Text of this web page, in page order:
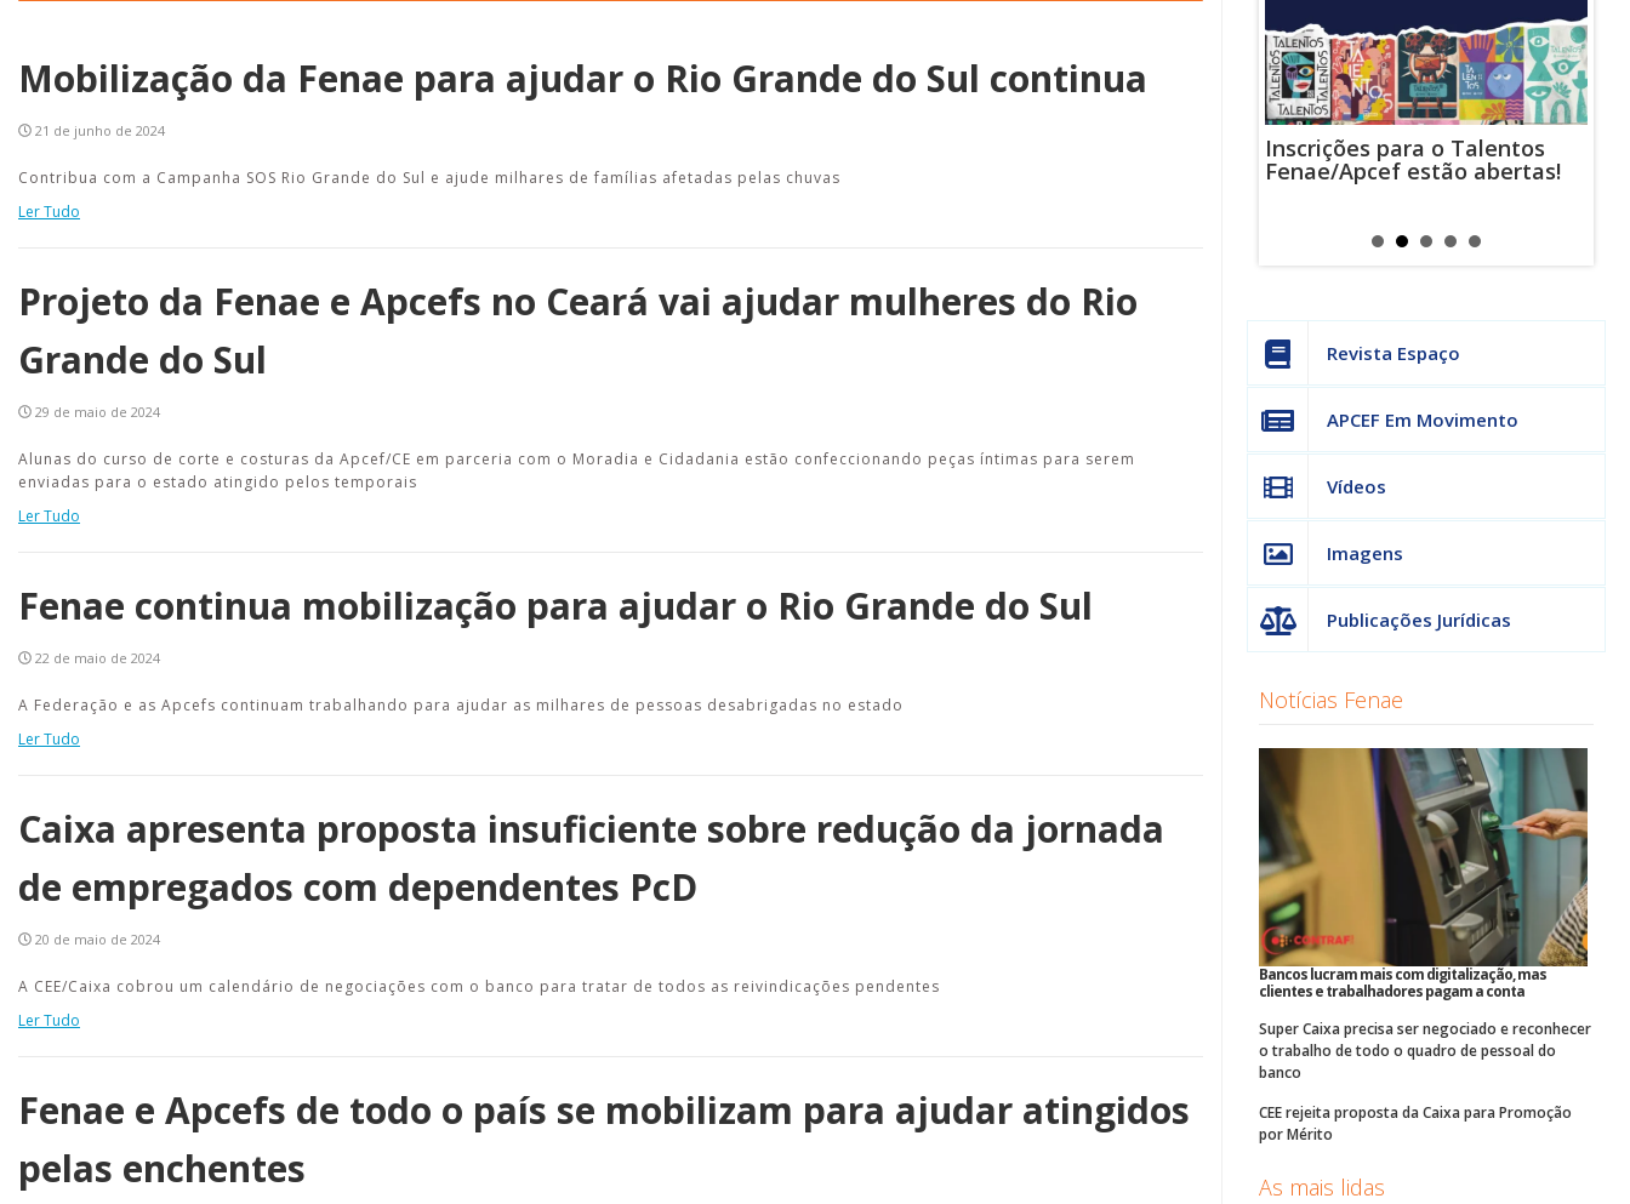
Mobilização da Fenae para ajudar o Rio Grande do Sul continua
21 de junho de 2024
Contribua com a Campanha SOS Rio Grande do Sul e ajude milhares de famílias afetadas pelas chuvas
Ler Tudo
Projeto da Fenae e Apcefs no Ceará vai ajudar mulheres do Rio
Grande do Sul
29 de maio de 2024
Alunas do curso de corte e costuras da Apcef/CE em parceria com o Moradia e Cidadania estão confeccionando peças íntimas para serem
enviadas para o estado atingido pelos temporais
Ler Tudo
Fenae continua mobilização para ajudar o Rio Grande do Sul
22 de maio de 2024
A Federação e as Apcefs continuam trabalhando para ajudar as milhares de pessoas desabrigadas no estado
Ler Tudo
Caixa apresenta proposta insuficiente sobre redução da jornada
de empregados com dependentes PcD
20 de maio de 2024
A CEE/Caixa cobrou um calendário de negociações com o banco para tratar de todos as reivindicações pendentes
Ler Tudo
Fenae e Apcefs de todo o país se mobilizam para ajudar atingidos
pelas enchentes
com o Sesi e invista em saúde
e momentos de lazer!
Inscrições para o Talentos
Fenae/Apcef estão abertas!
Revista Espaço
APCEF Em Movimento
Vídeos
Imagens
Publicações Jurídicas
Notícias Fenae
Bancos lucram mais com digitalização, mas
clientes e trabalhadores pagam a conta
Super Caixa precisa ser negociado e reconhecer
o trabalho de todo o quadro de pessoal do
banco
CEE rejeita proposta da Caixa para Promoção
por Mérito
As mais lidas